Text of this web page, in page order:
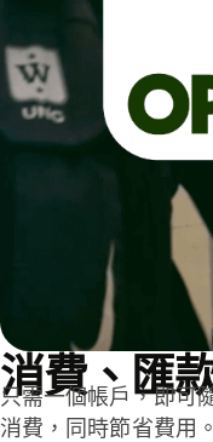
消費、匯
只需一個帳戶，即可
消費，同時節省費用。